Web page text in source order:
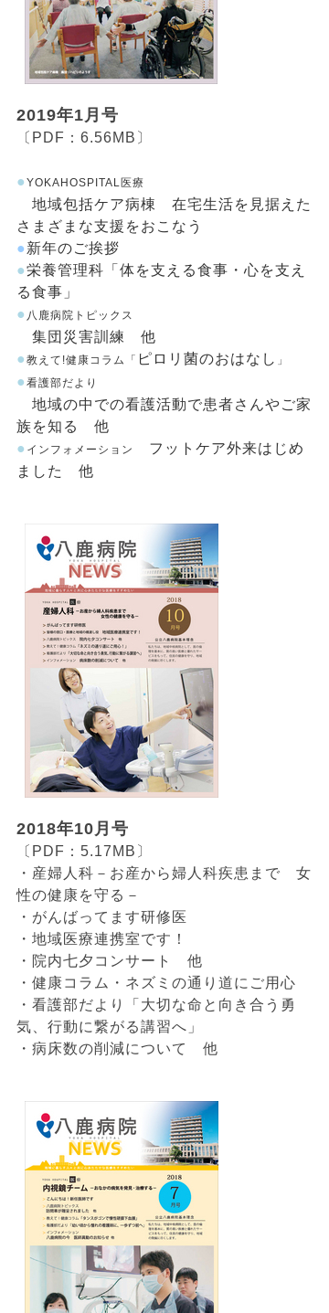
2019年1月号
〔PDF：6.56MB〕
● YOKAHOSPITAL医療
地域包括ケア病棟 在宅生活を見据えた
さまざまな支援をおこなう
●新年のご挨拶
●栄養管理科「体を支える食事・心を支え
る食事」
● 八鹿病院トピックス
集団災害訓練 他
● 教えて!健康コラム「 ピロリ菌のおはなし 」
● 看護部だより
地域の中での看護活動で患者さんやご家
族を知る 他
● インフォメーション
フットケア外来はじめ
ました 他
2018年10月号
〔PDF：5.17MB〕
・産婦人科－お産から婦人科疾患まで 女
性の健康を守る－
・がんばってます研修医
・地域医療連携室です！
・院内七夕コンサート 他
・健康コラム・ネズミの通り道にご用心
・看護部だより「大切な命と向き合う勇
気、行動に繋がる講習へ」
・病床数の削減について 他